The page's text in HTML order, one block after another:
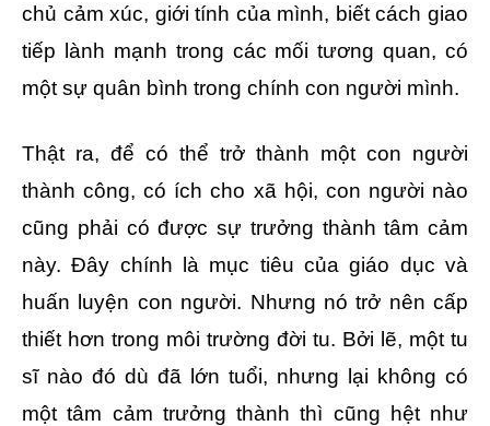
chủ cảm xúc, giới tính của mình, biết cách giao
tiếp lành mạnh trong các mối tương quan, có
một sự quân bình trong chính con người mình.
Thật ra, để có thể trở thành một con người
thành công, có ích cho xã hội, con người nào
cũng phải có được sự trưởng thành tâm cảm
này. Đây chính là mục tiêu của giáo dục và
huấn luyện con người. Nhưng nó trở nên cấp
thiết hơn trong môi trường đời tu. Bởi lẽ, một tu
sĩ nào đó dù đã lớn tuổi, nhưng lại không có
một tâm cảm trưởng thành thì cũng hệt như